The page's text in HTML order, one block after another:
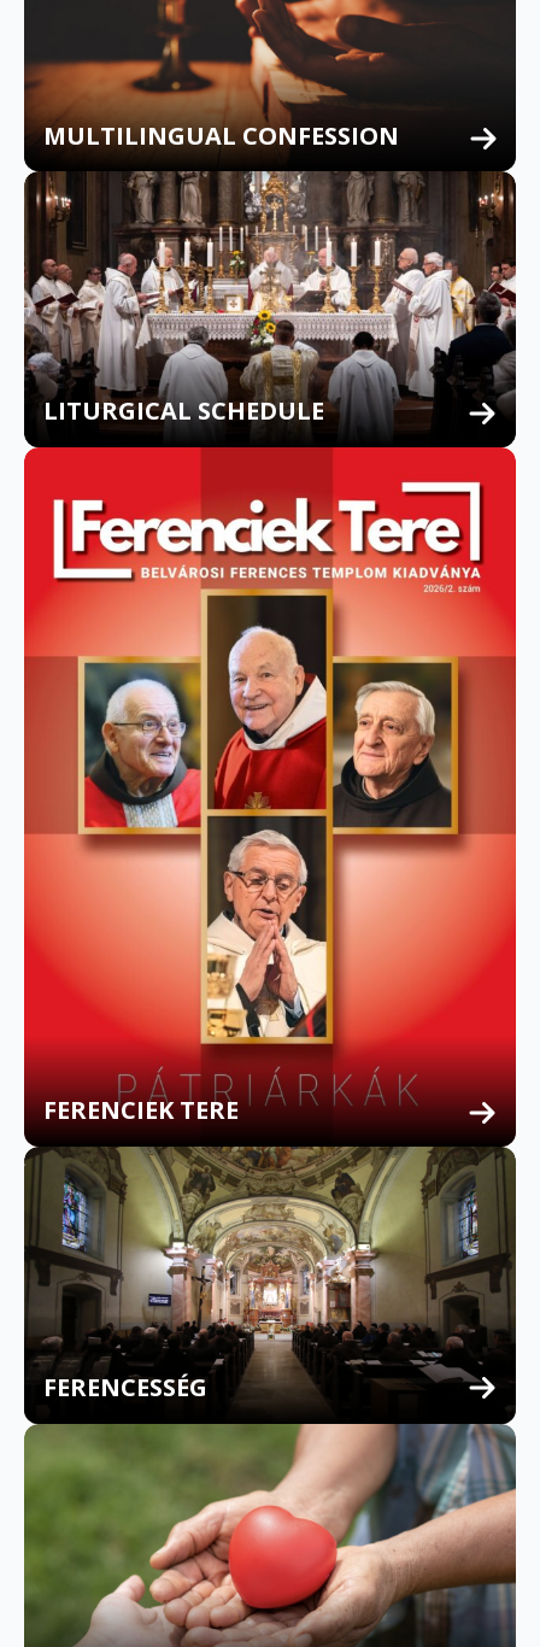
MULTILINGUAL CONFESSION
LITURGICAL SCHEDULE
FERENCIEK TERE
FERENCESSÉG
MULTILINGUAL CONFESSION